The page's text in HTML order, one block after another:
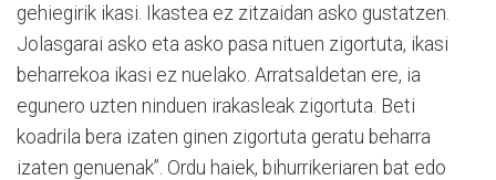
gehiegirik ikasi. Ikastea ez zitzaidan asko gustatzen.
Jolasgarai asko eta asko pasa nituen zigortuta, ikasi
beharrekoa ikasi ez nuelako. Arratsaldetan ere, ia
egunero uzten ninduen irakasleak zigortuta. Beti
koadrila bera izaten ginen zigortuta geratu beharra
izaten genuenak”. Ordu haiek, bihurrikeriaren bat edo